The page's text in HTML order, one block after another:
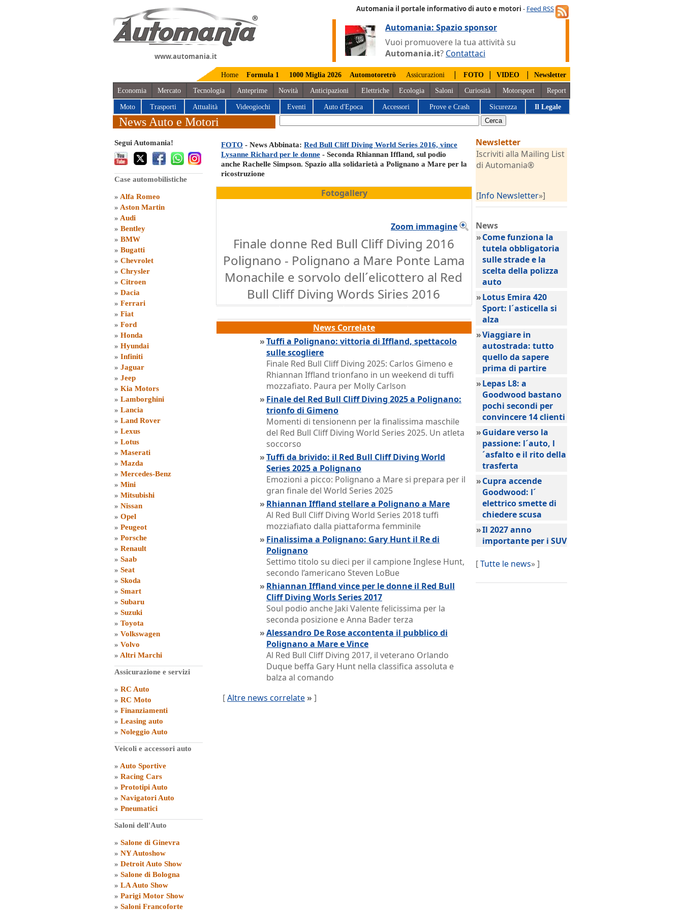
www.automania.it
Automania il portale informativo di auto e motori - Feed RSS
Automania: Spazio sponsor
Vuoi promuovere la tua attività su
Automania.it? Contattaci
Home Formula 1 1000 Miglia 2026 Automotoretrò Assicurazioni | FOTO | VIDEO | Newsletter
Economia Mercato Tecnologia Anteprime Novità Anticipazioni Elettriche Ecologia Saloni Curiosità Motorsport Report
Moto Trasporti Attualità Videogiochi Eventi Auto d'Epoca Accessori Prove e Crash Sicurezza Il Legale
News Auto e Motori
Segui Automania!
Case automobilistiche
» Alfa Romeo
» Aston Martin
» Audi
» Bentley
» BMW
» Bugatti
» Chevrolet
» Chrysler
» Citroen
» Dacia
» Ferrari
» Fiat
» Ford
» Honda
» Hyundai
» Infiniti
» Jaguar
» Jeep
» Kia Motors
» Lamborghini
» Lancia
» Land Rover
» Lexus
» Lotus
» Maserati
» Mazda
» Mercedes-Benz
» Mini
» Mitsubishi
» Nissan
» Opel
» Peugeot
» Porsche
» Renault
» Saab
» Seat
» Skoda
» Smart
» Subaru
» Suzuki
» Toyota
» Volkswagen
» Volvo
» Altri Marchi
Assicurazione e servizi
» RC Auto
» RC Moto
» Finanziamenti
» Leasing auto
» Noleggio Auto
Veicoli e accessori auto
» Auto Sportive
» Racing Cars
» Prototipi Auto
» Navigatori Auto
» Pneumatici
Saloni dell'Auto
» Salone di Ginevra
» NY Autoshow
» Detroit Auto Show
» Salone di Bologna
» LA Auto Show
» Parigi Motor Show
» Saloni Francoforte
FOTO - News Abbinata: Red Bull Cliff Diving World Series 2016, vince
Lysanne Richard per le donne - Seconda Rhiannan Iffland, sul podio
anche Rachelle Simpson. Spazio alla solidarietà a Polignano a Mare per la
ricostruzione
Fotogallery
Zoom immagine
Finale donne Red Bull Cliff Diving 2016
Polignano - Polignano a Mare Ponte Lama
Monachile e sorvolo dell´elicottero al Red
Bull Cliff Diving Words Siries 2016
News Correlate
»Tuffi a Polignano: vittoria di Iffland, spettacolo
sulle scogliere
Finale Red Bull Cliff Diving 2025: Carlos Gimeno e
Rhiannan Iffland trionfano in un weekend di tuffi
mozzafiato. Paura per Molly Carlson
» Finale del Red Bull Cliff Diving 2025 a Polignano:
trionfo di Gimeno
Momenti di tensionenn per la finalissima maschile
del Red Bull Cliff Diving World Series 2025. Un atleta
soccorso
»Tuffi da brivido: il Red Bull Cliff Diving World
Series 2025 a Polignano
Emozioni a picco: Polignano a Mare si prepara per il
gran finale del World Series 2025
» Rhiannan Iffland stellare a Polignano a Mare
Al Red Bull Cliff Diving World Series 2018 tuffi
mozziafiato dalla piattaforma femminile
» Finalissima a Polignano: Gary Hunt il Re di
Polignano
Settimo titolo su dieci per il campione Inglese Hunt,
secondo l’americano Steven LoBue
» Rhiannan Iffland vince per le donne il Red Bull
Cliff Diving Worls Series 2017
Soul podio anche Jaki Valente felicissima per la
seconda posizione e Anna Bader terza
»Alessandro De Rose accontenta il pubblico di
Polignano a Mare e Vince
Al Red Bull Cliff Diving 2017, il veterano Orlando
Duque beffa Gary Hunt nella classifica assoluta e
balza al comando
[Altre news correlate » ]
Newsletter
Iscriviti alla Mailing List
di Automania®
[Info Newsletter»]
News
»Come funziona la
tutela obbligatoria
sulle strade e la
scelta della polizza
auto
»Lotus Emira 420
Sport: l´asticella si
alza
»Viaggiare in
autostrada: tutto
quello da sapere
prima di partire
»Lepas L8: a
Goodwood bastano
pochi secondi per
convincere 14 clienti
»Guidare verso la
passione: l´auto, l
´asfalto e il rito della
trasferta
»Cupra accende
Goodwood: l´
elettrico smette di
chiedere scusa
»Il 2027 anno
importante per i SUV
[Tutte le news» ]